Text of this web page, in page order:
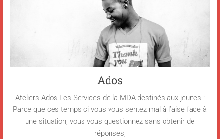
Ados
Ateliers Ados Les Services de la MDA destinés aux jeunes :
Parce que ces temps ci vous vous sentez mal à l’aise face à
une situation, vous vous questionnez sans obtenir de
réponses,